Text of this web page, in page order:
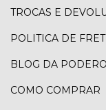
TROCAS E
POLITICA DE
BLOG DA
COMO COMPRAR